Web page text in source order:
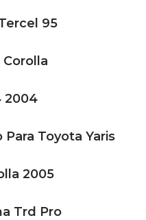
95
2004
Toyota Yaris
2005
Trd Pro